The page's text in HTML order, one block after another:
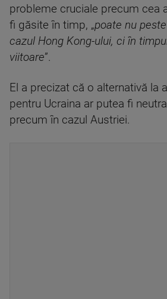
probleme cruciale precum cea
fi găsite în timp, „poate nu
cazul Hong Kong-ului, ci în
viitoare”.
El a precizat că o alternativă la
pentru Ucraina ar putea fi
precum în cazul Austriei.